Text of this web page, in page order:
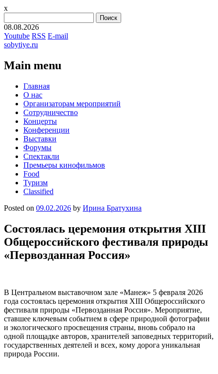
x
08.08.2026
Youtube RSS E-mail
sobytiye.ru
Main menu
Skip
content
Главная
О нас
Организаторам мероприятий
Сотрудничество
Концерты
Конференции
Выставки
Форумы
Спектакли
Премьеры кинофильмов
Food
Туризм
Сlassified
Posted on 09.02.2026 by Ирина Братухина
Состоялась церемония открытия XIII
Общероссийского фестиваля природы
«Первозданная Россия»
В Центральном выставочном зале «Манеж» 5 февраля 2026
года состоялась церемония открытия XIII Общероссийского
фестиваля природы «Первозданная Россия». Мероприятие,
ставшее ключевым событием в сфере природной фотографии
и экологического просвещения страны, вновь собрало на
одной площадке авторов, хранителей заповедных территорий,
государственных деятелей и всех, кому дорога уникальная
природа России.